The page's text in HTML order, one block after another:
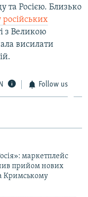
та Росією. Близько
з Великою
висилати
Follow us
маркетплейс
прийом нових
Кримському